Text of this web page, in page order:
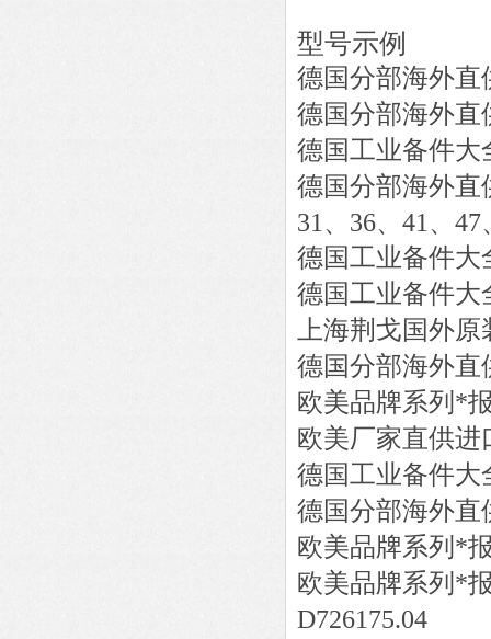
型号示例
德国分部海外直
德国分部海外直
德国工业备件大
德国分部海外直
31、36、41、47
德国工业备件大
德国工业备件大
上海荆戈国外
德国分部海外直
欧美品牌系列*
欧美厂家直供进
德国工业备件大
德国分部海外直
欧美品牌系列*
欧美品牌系列*
D726175.04